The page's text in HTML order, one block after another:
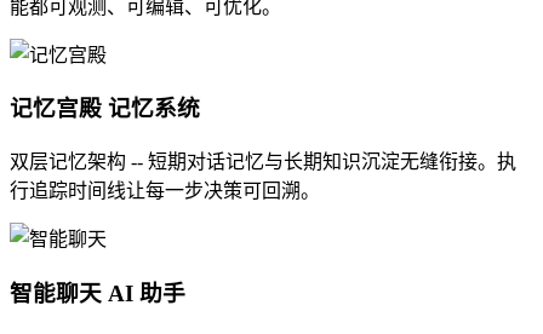
能都可观测、可编辑、可优化。
记忆宫殿 记忆系统
双层记忆架构 -- 短期对话记忆与长期知识沉淀无缝衔接。执
行追踪时间线让每一步决策可回溯。
智能聊天 AI 助手